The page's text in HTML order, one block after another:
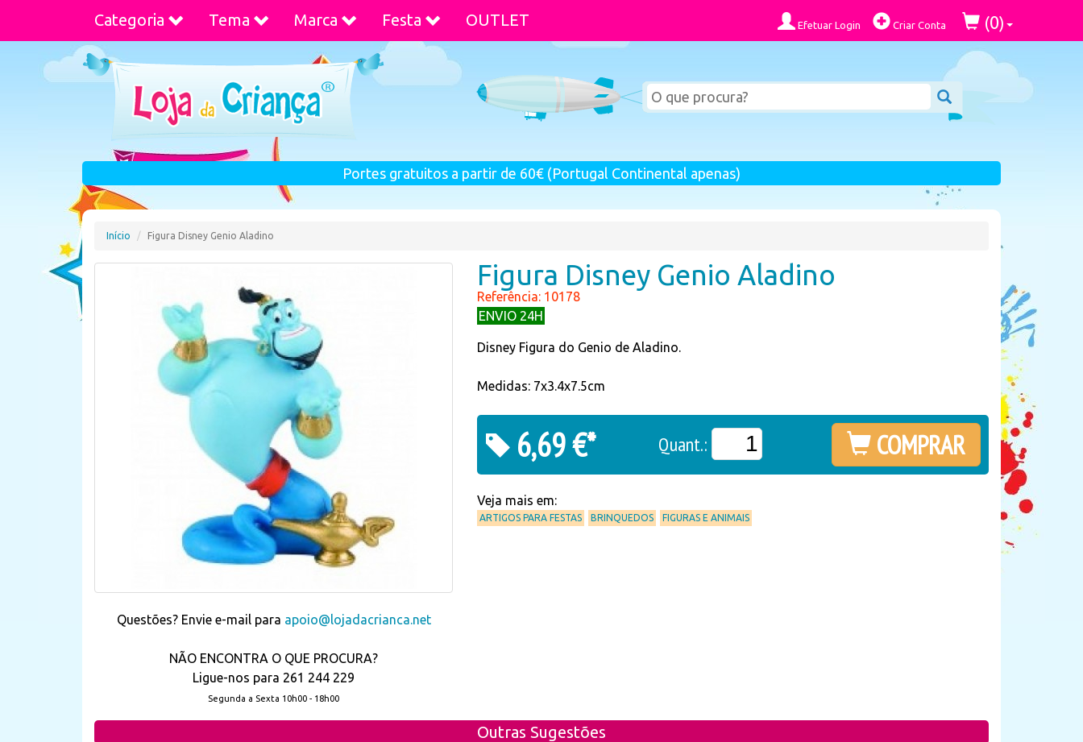
Categoria Tema Marca Festa OUTLET Efetuar Login Criar Conta (0)
Portes gratuitos a partir de 60€ (Portugal Continental apenas)
Início Figura Disney Genio Aladino
Questões? Envie e-mail para apoio@lojadacrianca.net
NÃO ENCONTRA O QUE PROCURA?
Ligue-nos para 261 244 229
Segunda a Sexta 10h00 - 18h00
Figura Disney Genio Aladino
Referência: 10178
ENVIO 24H
Disney Figura do Genio de Aladino.
Medidas: 7x3.4x7.5cm
6,69 €* Quant.: COMPRAR
Veja mais em:
ARTIGOS PARA FESTAS BRINQUEDOS FIGURAS E ANIMAIS
Outras Sugestões